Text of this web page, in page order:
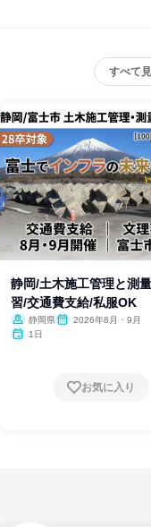
すべて
静岡/土木施工管理と測
習/交通費支給/私服OK
静岡県
2026年8月・9月
1日
お気に入り